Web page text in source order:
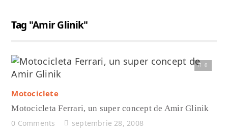
Tag "Amir Glinik"
0
Citește articolul complet
Motociclete
Motocicleta Ferrari, un super concept de Amir Glinik
0 Comments
septembrie 28, 2008